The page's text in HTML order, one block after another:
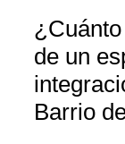
de un
Barrio